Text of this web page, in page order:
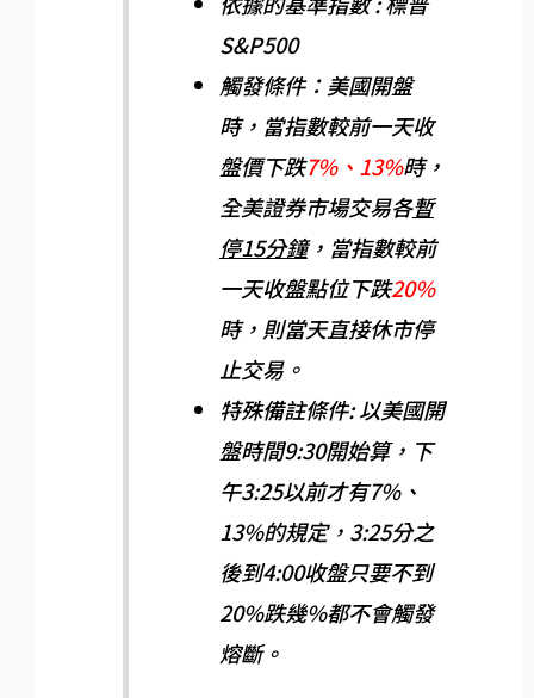
S&P500
觸發條件：美國開盤
時，當指數較前一天收
盤價下跌7%、13%時，
全美證券市場交易各暫
停15分鐘，當指數較前
一天收盤點位下跌20%
時，則當天直接休市停
止交易。
特殊備註條件: 以美國開
盤時間9:30開始算，下
午3:25以前才有7%、
13%的規定，3:25分之
後到4:00收盤只要不到
20%跌幾%都不會觸發
熔斷。